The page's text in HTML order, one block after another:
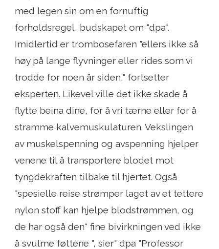
med legen sin om en fornuftig
forholdsregel, budskapet om "dpa".
Imidlertid er trombosefaren "ellers ikke så
høy på lange flyvninger eller rides som vi
trodde for noen år siden," fortsetter
eksperten. Likevel ville det ikke skade å
flytte beina dine, for å vri tærne eller for å
stramme kalvemuskulaturen. Vekslingen
av muskelspenning og avspenning hjelper
venene til å transportere blodet mot
tyngdekraften tilbake til hjertet. Også
"spesielle reise strømper laget av et tettere
nylon stoff kan hjelpe blodstrømmen, og
de har også den" fine bivirkningen ved ikke
å svulme føttene ", sier" dpa "Professor